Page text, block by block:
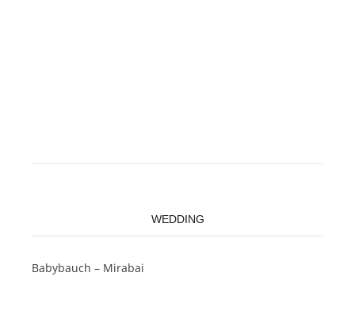
WEDDING
Babybauch – Mirabai